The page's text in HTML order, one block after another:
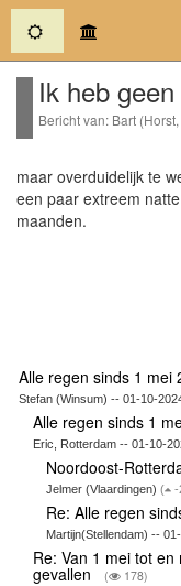
(current)
Ik heb
Bericht van: Bart
maar overduidelijk te
een paar extreem
maanden.
Alle regen sinds 1 mei
Stefan (Winsum) -- 01-10-
Alle regen sinds 1
Eric, Rotterdam -- 01-10-
Noordoost-
Jelmer (Vlaardingen)( -
Re: Alle regen
Martijn(Stellendam) --
Re: Van 1 mei tot
gevallen ( 178)